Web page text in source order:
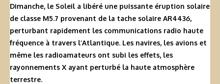
Dimanche, le Soleil a libéré une puissante éruption solaire
de classe M5.7 provenant de la tache solaire AR4436,
perturbant rapidement les communications radio haute
fréquence à travers l’Atlantique. Les navires, les avions et
même les radioamateurs ont subi les effets, les
rayonnements X ayant perturbé la haute atmosphère
terrestre.